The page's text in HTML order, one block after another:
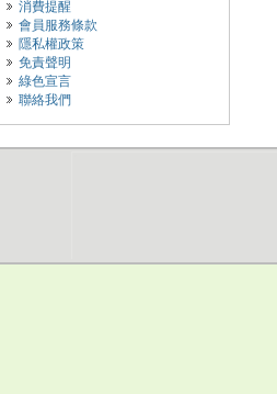
消費提醒
會員服務條款
隱私權政策
免責聲明
綠色宣言
聯絡我們